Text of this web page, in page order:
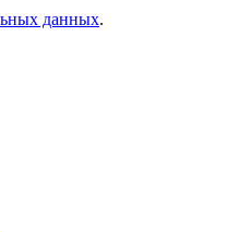
данных.